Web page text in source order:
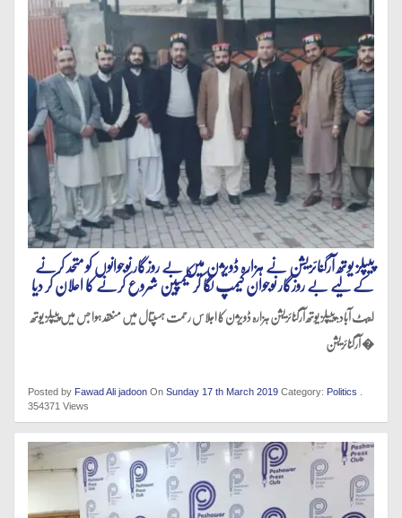
پیپلز یوتھ آرگنائزیشن نے ہزارہ ڈویژن میں بے روزگار نوجوانوں کو متحد کرنے
کے لیے بے روزگار نوجوان کیمپ لگا کر کیمپین شروع کرنے کا اعلان کر دیا
ایبٹ آباد: پیپلز یوتھ آرگنائزیشن ہزارہ ڈویژن کا اجلاس رحمت ہسپتال میں منعقد ہوا جس میں پیپلز یوتھ
آرگنائزیشن �
Posted by Fawad Ali jadoon On Sunday 17 th March 2019 Category: Politics
354371 Views